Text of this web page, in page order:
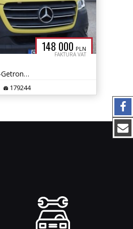
148 000 PLN
FAKTURA VAT
2,2 CDI 163 PS Automatic 7-Getronik Pneumatyka Klimatronik Tacho
179244